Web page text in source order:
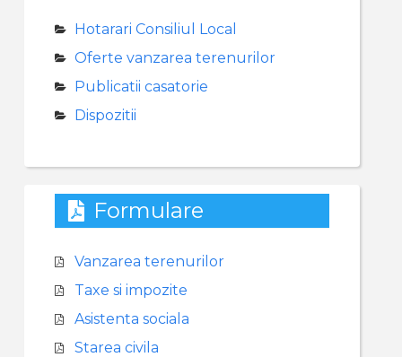
Hotarari Consiliul Local
Oferte vanzarea terenurilor
Publicatii casatorie
Dispozitii
Formulare
Vanzarea terenurilor
Taxe si impozite
Asistenta sociala
Starea civila